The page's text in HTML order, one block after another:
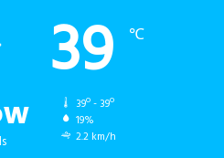
39 ℃
39º - 39º
19%
2.2 km/h